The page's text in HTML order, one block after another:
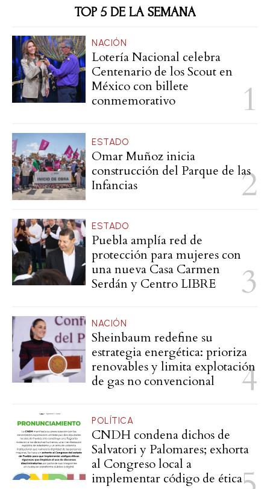
TOP 5 DE LA SEMANA
NACIÓN
Lotería Nacional celebra
Centenario de los Scout en
México con billete
conmemorativo
ESTADO
Omar Muñoz inicia
construcción del Parque de las
Infancias
ESTADO
Puebla amplía red de
protección para mujeres con
una nueva Casa Carmen
Serdán y Centro LIBRE
NACIÓN
Sheinbaum redefine su
estrategia energética: prioriza
renovables y limita explotación
de gas no convencional
POLÍTICA
CNDH condena dichos de
Salvatori y Palomares; exhorta
al Congreso local a
implementar código de ética